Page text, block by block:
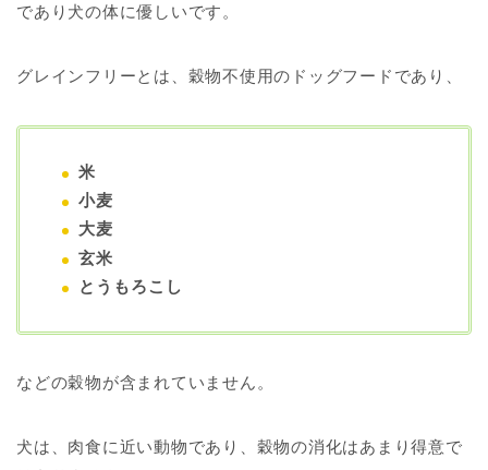
であり犬の体に優しいです。
グレインフリーとは、穀物不使用のドッグフードであり、
米
小麦
大麦
玄米
とうもろこし
などの穀物が含まれていません。
犬は、肉食に近い動物であり、穀物の消化はあまり得意で